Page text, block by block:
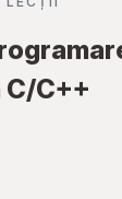
C/C++